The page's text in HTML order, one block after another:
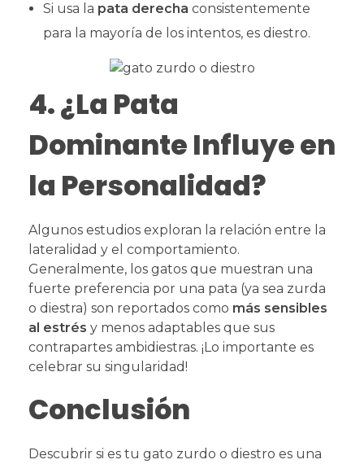
Si usa la pata derecha consistentemente
para la mayoría de los intentos, es diestro.
4. ¿La Pata
Dominante Influye en
la Personalidad?
Algunos estudios exploran la relación entre la
lateralidad y el comportamiento.
Generalmente, los gatos que muestran una
fuerte preferencia por una pata (ya sea zurda
o diestra) son reportados como más sensibles
al estrés y menos adaptables que sus
contrapartes ambidiestras. ¡Lo importante es
celebrar su singularidad!
Conclusión
Descubrir si es tu gato zurdo o diestro es una